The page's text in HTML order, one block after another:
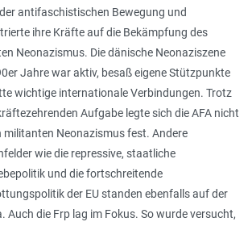
antifaschistischen Bewegung und
ihre Kräfte auf die Bekämpfung des
Neonazismus. Die dänische Neonaziszene
Jahre war aktiv, besaß eigene Stützpunkte
wichtige internationale Verbindungen. Trotz
Aufgabe legte sich die AFA nicht
militanten Neonazismus fest. Andere
wie die repressive, staatliche
und die fortschreitende
der EU standen ebenfalls auf der
Auch die Frp lag im Fokus. So wurde versucht,